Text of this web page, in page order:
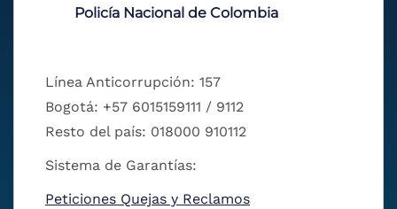
Policía Nacional de Colombia
Línea Anticorrupción: 157
Bogotá: +57 6015159111 / 9112
Resto del país: 018000 910112
Sistema de Garantías:
Peticiones Quejas y Reclamos